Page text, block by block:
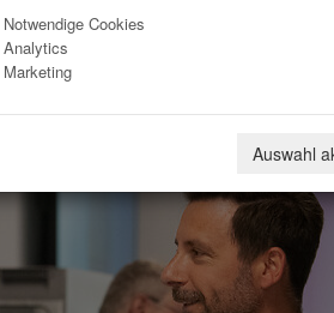
Notwendige Cookies
Analytics
Marketing
Auswahl